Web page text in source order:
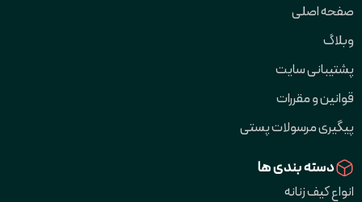
صفحه اصلی
وبلاگ
پشتیبانی سایت
قوانین و مقررات
پیگیری مرسولات پستی
دسته بندی ها
انواع کیف زنانه